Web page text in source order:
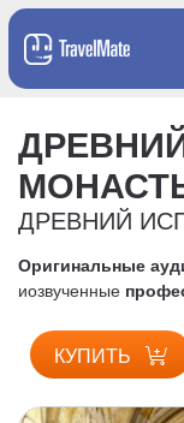
ДРЕВНИЙ
Оригинальные
иозвученные
КУПИТЬ